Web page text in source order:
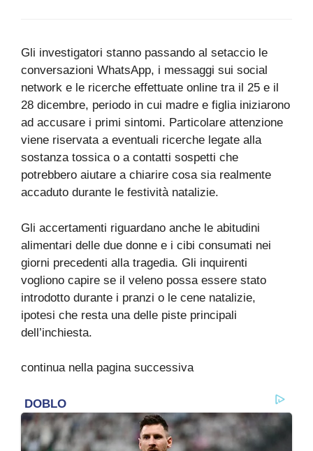
Gli investigatori stanno passando al setaccio le
conversazioni WhatsApp, i messaggi sui social
network e le ricerche effettuate online tra il 25 e il
28 dicembre, periodo in cui madre e figlia iniziarono
ad accusare i primi sintomi. Particolare attenzione
viene riservata a eventuali ricerche legate alla
sostanza tossica o a contatti sospetti che
potrebbero aiutare a chiarire cosa sia realmente
accaduto durante le festività natalizie.
Gli accertamenti riguardano anche le abitudini
alimentari delle due donne e i cibi consumati nei
giorni precedenti alla tragedia. Gli inquirenti
vogliono capire se il veleno possa essere stato
introdotto durante i pranzi o le cene natalizie,
ipotesi che resta una delle piste principali
dell’inchiesta.
continua nella pagina successiva